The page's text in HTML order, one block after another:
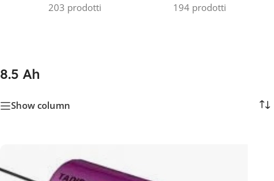
203 prodotti
194 prodotti
8.5 Ah
Show column